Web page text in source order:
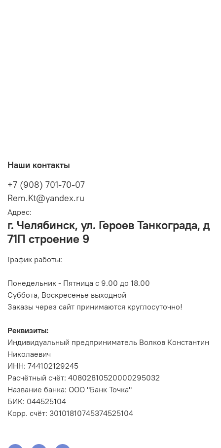
Наши контакты
+7 (908) 701-70-07
Rem.Kt@yandex.ru
Адрес:
г. Челябинск, ул. Героев Танкограда, д
71П строение 9
График работы:
Понедельник - Пятница с 9.00 до 18.00
Суббота, Воскресенье выходной
Заказы через сайт принимаются круглосуточно!
Реквизиты:
Индивидуальный предприниматель Волков Константин
Николаевич
ИНН: 744102129245
Расчётный счёт: 40802810520000295032
Название банка: ООО "Банк Точка"
БИК: 044525104
Корр. счёт: 30101810745374525104